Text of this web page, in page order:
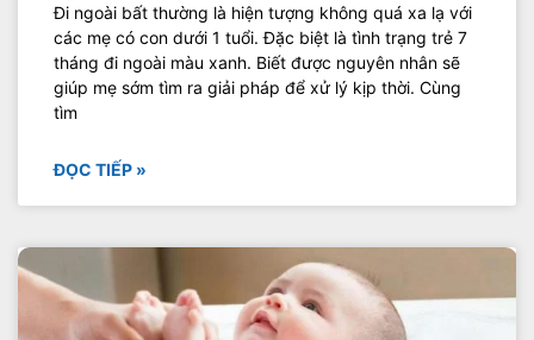
Đi ngoài bất thường là hiện tượng không quá xa lạ với
các mẹ có con dưới 1 tuổi. Đặc biệt là tình trạng trẻ 7
tháng đi ngoài màu xanh. Biết được nguyên nhân sẽ
giúp mẹ sớm tìm ra giải pháp để xử lý kịp thời. Cùng
tìm
ĐỌC TIẾP »